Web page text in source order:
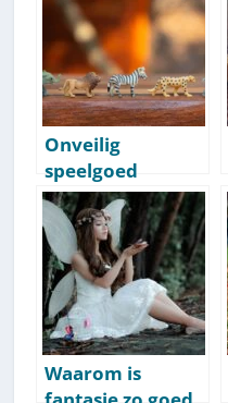
Onveilig
speelgoed
herkennen: 10
punten om op te
letten
Waarom is